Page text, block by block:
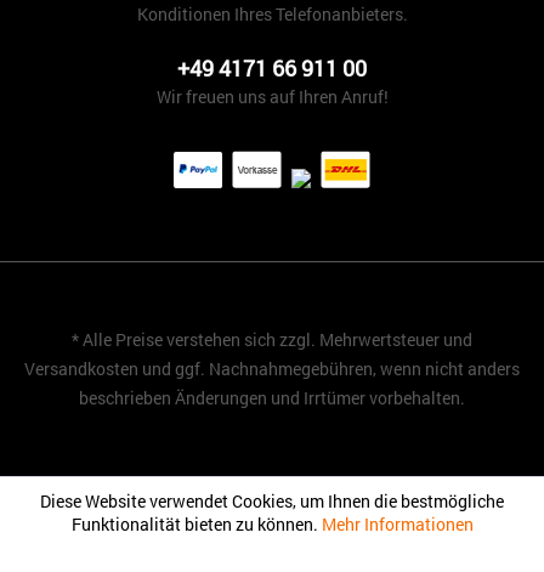
Konditionen Ihres Telefonanbieters.
+49 4171 66 911 00
Wir freuen uns auf Ihren Anruf!
* Alle Preise verstehen sich zzgl. Mehrwertsteuer und
Versandkosten und ggf. Nachnahmegebühren, wenn nicht anders
beschrieben Änderungen und Irrtümer vorbehalten.
Diese Website verwendet Cookies, um Ihnen die bestmögliche
Funktionalität bieten zu können. Mehr Informationen